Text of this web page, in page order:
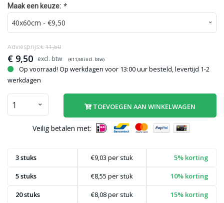
Maak een keuze: *
€ 9,50 (€11,50incl. btw)
Adviesprijs:€ 11,50
Op voorraad! Op werkdagen voor 13:00 uur besteld, levertijd 1-2
werkdagen
TOEVOEGEN AAN WINKELWAGEN
Veilig betalen met:
3 stuks €9,03 per stuk 5% korting
5 stuks €8,55 per stuk 10% korting
20 stuks €8,08per stuk 15% korting